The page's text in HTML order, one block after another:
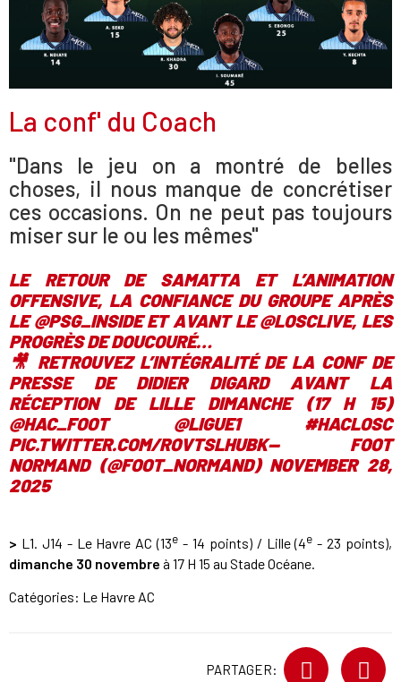
La conf' du Coach
"Dans le jeu on a montré de belles
choses, il nous manque de concrétiser
ces occasions. On ne peut pas toujours
miser sur le ou les mêmes"
LE RETOUR DE SAMATTA ET L’ANIMATION
OFFENSIVE, LA CONFIANCE DU GROUPE APRÈS
LE@PSG_INSIDEET AVANT LE@LOSCLIVE, LES
PROGRÈS DE DOUCOURÉ…
🎥 RETROUVEZ L’INTÉGRALITÉ DE LA CONF DE
PRESSE DE DIDIER DIGARD AVANT LA
RÉCEPTION DE LILLE DIMANCHE (17 H 15)
@HAC_FOOT
@LIGUE1
#HACLOSC
PIC.TWITTER.COM/ROVTSLHUBK— FOOT
NORMAND (@FOOT_NORMAND) NOVEMBER 28,
2025
> L1. J14 - Le Havre AC (13e - 14 points) / Lille (4e - 23 points),
dimanche 30 novembre à 17 H 15 au Stade Océane.
Catégories: Le Havre AC
PARTAGER: